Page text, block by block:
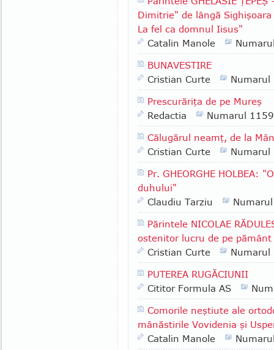
Dimitrie" de lângă
La fel ca domnul Iisus"
Catalin Manole
BUNAVESTIRE
Cristian Curte
Numarul
Prescurăriţa de pe Mureş
Redactia
Numarul 1159
Călugărul neamţ, de la
Cristian Curte
Numarul
Pr. GHEORGHE
duhului"
Claudiu Tarziu
Părintele NICOLAE
ostenitor lucru de pe
Cristian Curte
Numarul
PUTEREA RUGĂCIUNII
Cititor Formula AS
Comorile neştiute ale
mânăstirile Vovidenia şi
Catalin Manole